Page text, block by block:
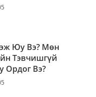
Юу Вэ? Мөн
Тэвчишгүй
Ордог Вэ?